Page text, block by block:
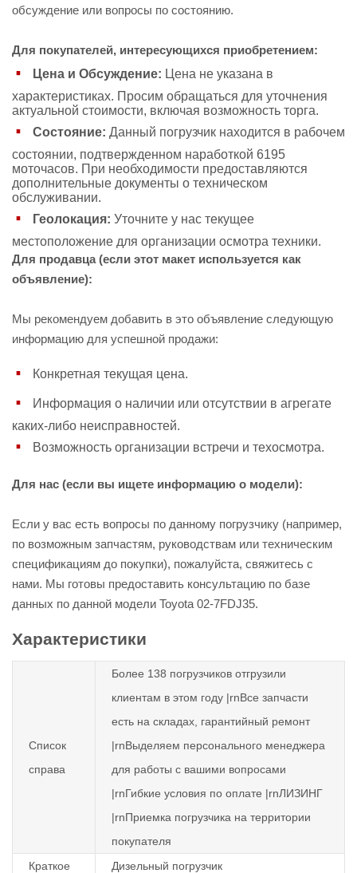
обсуждение или вопросы по состоянию.
Для покупателей, интересующихся приобретением:
Цена и Обсуждение: Цена не указана в
характеристиках. Просим обращаться для уточнения
актуальной стоимости, включая возможность торга.
Состояние: Данный погрузчик находится в рабочем
состоянии, подтвержденном наработкой 6195
моточасов. При необходимости предоставляются
дополнительные документы о техническом
обслуживании.
Геолокация: Уточните у нас текущее
местоположение для организации осмотра техники.
Для продавца (если этот макет используется как
объявление):
Мы рекомендуем добавить в это объявление следующую
информацию для успешной продажи:
Конкретная текущая цена.
Информация о наличии или отсутствии в агрегате
каких-либо неисправностей.
Возможность организации встречи и техосмотра.
Для нас (если вы ищете информацию о модели):
Если у вас есть вопросы по данному погрузчику (например,
по возможным запчастям, руководствам или техническим
спецификациям до покупки), пожалуйста, свяжитесь с
нами. Мы готовы предоставить консультацию по базе
данных по данной модели Toyota 02-7FDJ35.
Характеристики
Список
справа
Более 138 погрузчиков отгрузили
клиентам в этом году |rnВсе запчасти
есть на складах, гарантийный ремонт
|rnВыделяем персонального менеджера
для работы с вашими вопросами
|rnГибкие условия по оплате |rnЛИЗИНГ
|rnПриемка погрузчика на территории
покупателя
Краткое
Дизельный погрузчик